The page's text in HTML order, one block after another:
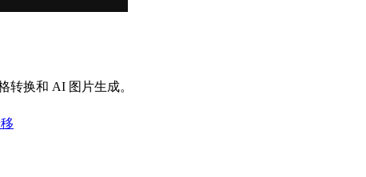
转换和 AI 图片生成。